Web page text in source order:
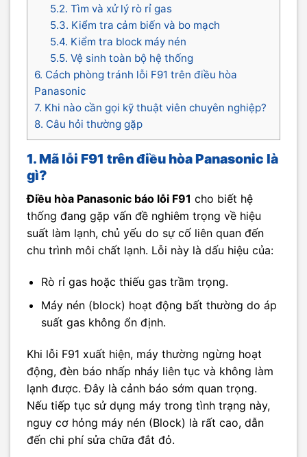
5.2. Tìm và xử lý rò rỉ gas
5.3. Kiểm tra cảm biến và bo mạch
5.4. Kiểm tra block máy nén
5.5. Vệ sinh toàn bộ hệ thống
6. Cách phòng tránh lỗi F91 trên điều hòa
Panasonic
7. Khi nào cần gọi kỹ thuật viên chuyên nghiệp?
8. Câu hỏi thường gặp
1. Mã lỗi F91 trên điều hòa Panasonic là
gì?
Điều hòa Panasonic báo lỗi F91 cho biết hệ
thống đang gặp vấn đề nghiêm trọng về hiệu
suất làm lạnh, chủ yếu do sự cố liên quan đến
chu trình môi chất lạnh. Lỗi này là dấu hiệu của:
Rò rỉ gas hoặc thiếu gas trầm trọng.
Máy nén (block) hoạt động bất thường do áp
suất gas không ổn định.
Khi lỗi F91 xuất hiện, máy thường ngừng hoạt
động, đèn báo nhấp nháy liên tục và không làm
lạnh được. Đây là cảnh báo sớm quan trọng.
Nếu tiếp tục sử dụng máy trong tình trạng này,
nguy cơ hỏng máy nén (Block) là rất cao, dẫn
đến chi phí sửa chữa đắt đỏ.